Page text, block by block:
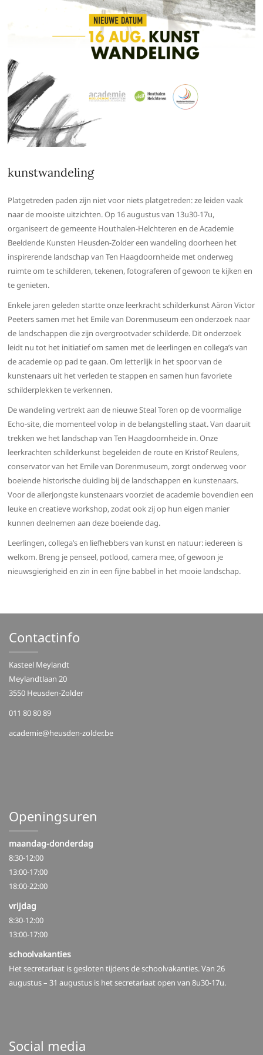
kunstwandeling
Platgetreden paden zijn niet voor niets platgetreden: ze leiden vaak
naar de mooiste uitzichten. Op 16 augustus van 13u30-17u,
organiseert de gemeente Houthalen-Helchteren en de Academie
Beeldende Kunsten Heusden-Zolder een wandeling doorheen het
inspirerende landschap van Ten Haagdoornheide met onderweg
ruimte om te schilderen, tekenen, fotograferen of gewoon te kijken en
te genieten.
Enkele jaren geleden startte onze leerkracht schilderkunst Aäron Victor
Peeters samen met het Emile van Dorenmuseum een onderzoek naar
de landschappen die zijn overgrootvader schilderde. Dit onderzoek
leidt nu tot het initiatief om samen met de leerlingen en collega’s van
de academie op pad te gaan. Om letterlijk in het spoor van de
kunstenaars uit het verleden te stappen en samen hun favoriete
schilderplekken te verkennen.
De wandeling vertrekt aan de nieuwe Steal Toren op de voormalige
Echo-site, die momenteel volop in de belangstelling staat. Van daaruit
trekken we het landschap van Ten Haagdoornheide in. Onze
leerkrachten schilderkunst begeleiden de route en Kristof Reulens,
conservator van het Emile van Dorenmuseum, zorgt onderweg voor
boeiende historische duiding bij de landschappen en kunstenaars.
Voor de allerjongste kunstenaars voorziet de academie bovendien een
leuke en creatieve workshop, zodat ook zij op hun eigen manier
kunnen deelnemen aan deze boeiende dag.
Leerlingen, collega’s en liefhebbers van kunst en natuur: iedereen is
welkom. Breng je penseel, potlood, camera mee, of gewoon je
nieuwsgierigheid en zin in een fijne babbel in het mooie landschap.
Contactinfo
Kasteel Meylandt
Meylandtlaan 20
3550 Heusden-Zolder
011 80 80 89
academie@heusden-zolder.be
Openingsuren
maandag-donderdag
8:30-12:00
13:00-17:00
18:00-22:00
vrijdag
8:30-12:00
13:00-17:00
schoolvakanties
Het secretariaat is gesloten tijdens de schoolvakanties. Van 26
augustus – 31 augustus is het secretariaat open van 8u30-17u.
Social media